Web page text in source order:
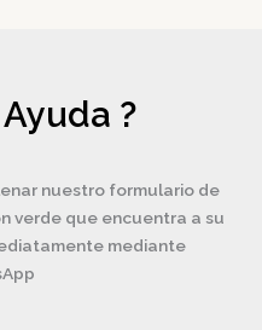
?
nuestro formulario de
verde que encuentra a su
mediante